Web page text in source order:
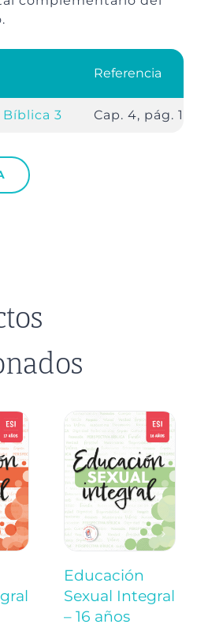
Referencia
3 Cap. 4, pág. 100
Educación
Sexual Integral
– 16 años